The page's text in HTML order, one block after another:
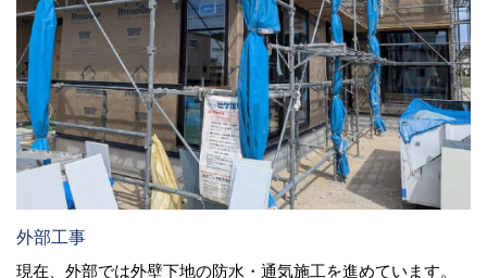
外部工事
現在、外部では外壁下地の防水・通気施工を進めています。